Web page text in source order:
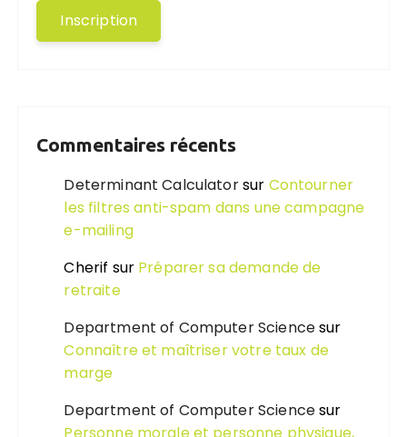
Commentaires récents
Determinant Calculatorsur Contourner
les filtres anti-spam dans une campagne
e-mailing
Cherif sur Préparer sa demande de
retraite
Department of Computer Sciencesur
Connaître et maîtriser votre taux de
marge
Department of Computer Sciencesur